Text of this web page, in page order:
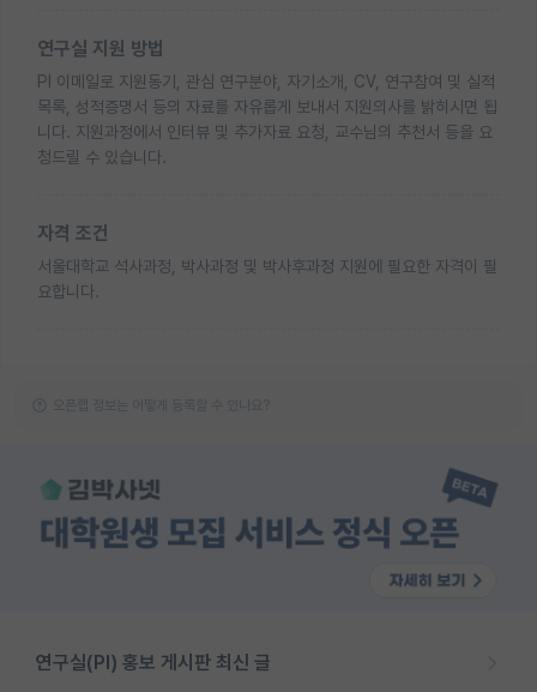
연구실 지원 방법
PI 이메일로 지원동기, 관심 연구분야, 자기소개, CV, 연구참여 및 실적
목록, 성적증명서 등의 자료를 자유롭게 보내서 지원의사를 밝히시면 됩
니다. 지원과정에서 인터뷰 및 추가자료 요청, 교수님의 추천서 등을 요
청드릴 수 있습니다.
자격 조건
서울대학교 석사과정, 박사과정 및 박사후과정 지원에 필요한 자격이 필
요합니다.
오픈랩 정보는 어떻게 등록할 수 있나요?
연구실(PI) 홍보 게시판 최신 글